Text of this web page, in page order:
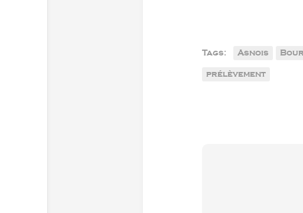
Tags: Asnois
prélèvement